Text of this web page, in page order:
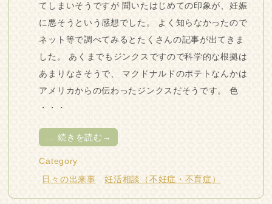
てしまいそうですが 聞いたはじめての印象が、妊娠
に悪そうという感想でした。 よく知らなかったので
ネット等で調べてみるとたくさんの記事が出てきま
した。 あくまでもジンクスですので科学的な根拠は
あまりなさそうで、 マクドナルドのポテトなんかは
アメリカからの伝わったジンクスだそうです。 色
・・・
… 続きを読む→
Category
日々の出来事
妊活相談（不妊症・不育症）